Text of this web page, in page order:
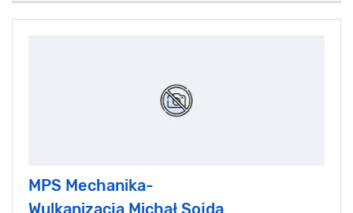
MPS Mechanika-
Wulkanizacja Michał Sojda